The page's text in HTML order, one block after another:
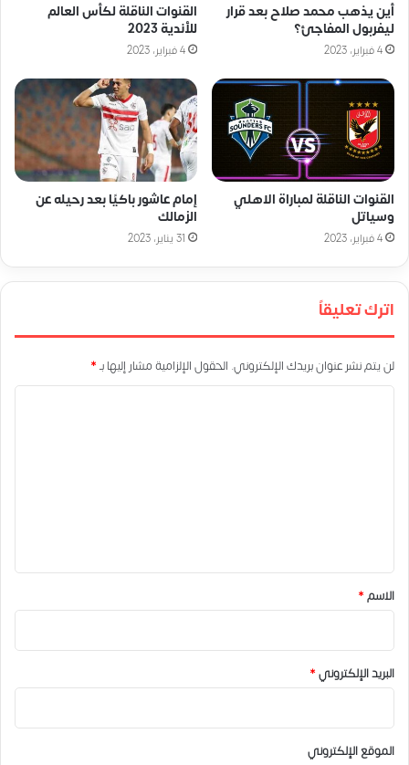
أين يذهب محمد صلاح بعد قرار
ليفربول المفاجئ؟
4 فبراير، 2023
القنوات الناقلة لكأس العالم
للأندية 2023
4 فبراير، 2023
القنوات الناقلة لمباراة الاهلي
وسياتل
4 فبراير، 2023
إمام عاشور باكيًا بعد رحيله عن
الزمالك
31 يناير، 2023
اترك تعليقاً
لن يتم نشر عنوان بريدك الإلكتروني. الحقول الإلزامية مشار إليها بـ*
*
الاسم*
البريد الإلكتروني*
الموقع الإلكتروني